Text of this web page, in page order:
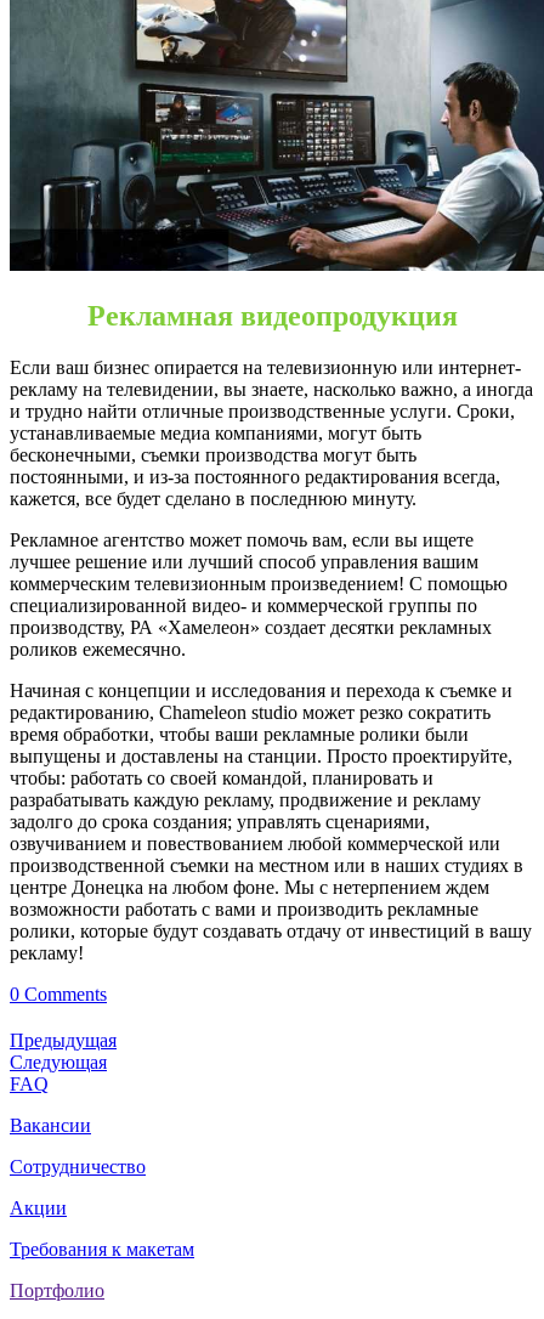
Донецк
Рекламная видеопродукция
Если ваш бизнес опирается на телевизионную или интернет-
рекламу на телевидении, вы знаете, насколько важно, а иногда
и трудно найти отличные производственные услуги. Сроки,
устанавливаемые медиа компаниями, могут быть
бесконечными, съемки производства могут быть
постоянными, и из-за постоянного редактирования всегда,
кажется, все будет сделано в последнюю минуту.
Рекламное агентство может помочь вам, если вы ищете
лучшее решение или лучший способ управления вашим
коммерческим телевизионным произведением! С помощью
специализированной видео- и коммерческой группы по
производству, РА «Хамелеон» создает десятки рекламных
роликов ежемесячно.
Начиная с концепции и исследования и перехода к съемке и
редактированию, Chameleon studio может резко сократить
время обработки, чтобы ваши рекламные ролики были
выпущены и доставлены на станции. Просто проектируйте,
чтобы: работать со своей командой, планировать и
разрабатывать каждую рекламу, продвижение и рекламу
задолго до срока создания; управлять сценариями,
озвучиванием и повествованием любой коммерческой или
производственной съемки на местном или в наших студиях в
центре Донецка на любом фоне. Мы с нетерпением ждем
возможности работать с вами и производить рекламные
ролики, которые будут создавать отдачу от инвестиций в вашу
рекламу!
0 Comments
Предыдущая
Следующая
FAQ
Вакансии
Сотрудничество
Акции
Требования к макетам
Портфолио